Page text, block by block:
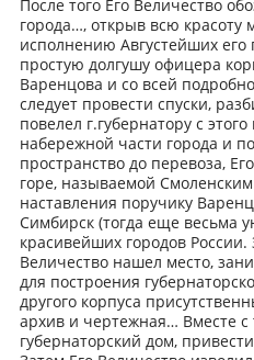
После того Его Величество
города…, открыв всю красоту
исполнению Августейших
простую долгушу офицера
Варенцова и со всей
следует провести спуски,
повелел г.губернатору с
набережной части города и
пространство до перевоза,
горе, называемой
наставления поручику
Симбирск (тогда еще весьма
красивейших городов
Величество нашел место,
для построения
другого корпуса
архив и чертежная… Вместе
губернаторский дом,